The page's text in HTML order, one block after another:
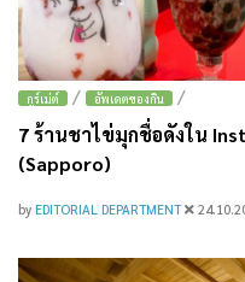
กูร์เม่ต์ / อัพเดตของกิน /
7 ร้านชาไข่มุกชื่อดังใน
(Sapporo)
by EDITORIAL DEPARTMENT